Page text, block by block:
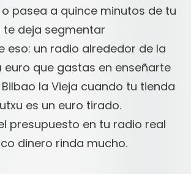
pasea a quince minutos de tu
te deja segmentar
eso: un radio alrededor de la
euro que gastas en enseñarte
la Vieja cuando tu tienda
es un euro tirado.
presupuesto en tu radio real
dinero rinda mucho.